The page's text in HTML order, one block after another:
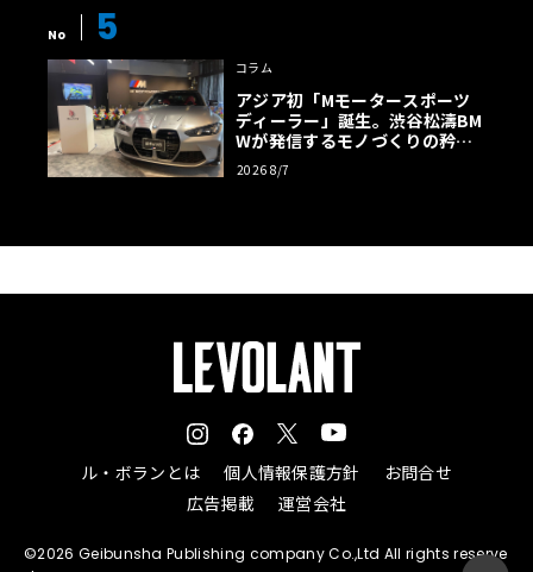
No 5
コラム
アジア初「Mモータースポーツ
ディーラー」誕生。渋谷松濤BM
Wが発信するモノづくりの矜持
【木下隆之コラム】
2026 8/7
ル・ボランとは 個人情報保護方針
お問合せ
広告掲載
運営会社
©2026 Geibunsha Publishing company Co.,Ltd All rights reserve